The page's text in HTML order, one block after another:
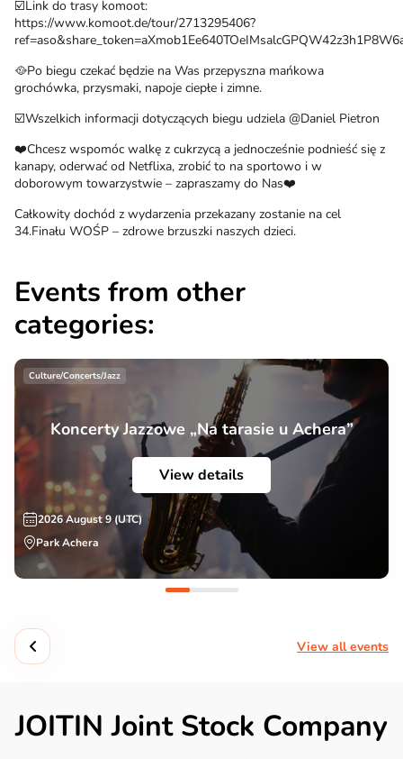
☑️Link do trasy komoot:
https://www.komoot.de/tour/2713295406?
🥘Po biegu czekać będzie na Was przepyszna mańkowa
grochówka, przysmaki, napoje ciepłe i zimne.
☑️Wszelkich informacji dotyczących biegu udziela @Daniel Pietron
❤️Chcesz wspomóc walkę z cukrzycą a jednocześnie podnieść się z
kanapy, oderwać od Netflixa, zrobić to na sportowo i w
doborowym towarzystwie – zapraszamy do Nas❤️
Całkowity dochód z wydarzenia przekazany zostanie na cel
34.Finału WOŚP – zdrowe brzuszki naszych dzieci.
Events from other
categories:
Culture/Concerts/Jazz
Koncerty Jazzowe „Na tarasie u Achera”
View details
2026 August 9 (UTC)
Park Achera
View all events
JOITIN Joint Stock Company